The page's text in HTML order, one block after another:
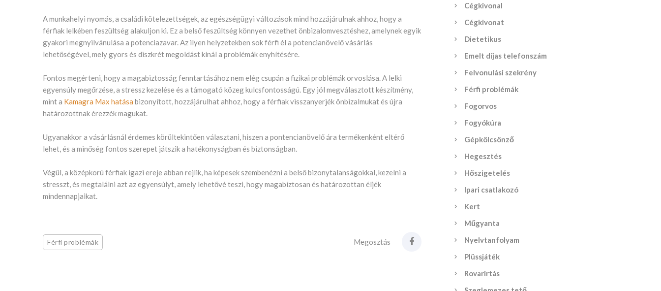
A munkahelyi nyomás, a családi kötelezettségek, az egészségügyi változások mind hozzájárulnak ahhoz, hogy a
férfiak lelkében feszültség alakuljon ki. Ez a belső feszültség könnyen vezethet önbizalomvesztéshez, amelynek egyik
gyakori megnyilvánulása a potenciazavar. Az ilyen helyzetekben sok férfi él a potencianövelő vásárlás
lehetőségével, mely gyors és diszkrét megoldást kínál a problémák enyhítésére.
Fontos megérteni, hogy a magabiztosság fenntartásához nem elég csupán a fizikai problémák orvoslása. A lelki
egyensúly megőrzése, a stressz kezelése és a támogató közeg kulcsfontosságú. Egy jól megválasztott készítmény,
mint a Kamagra Max hatása bizonyított, hozzájárulhat ahhoz, hogy a férfiak visszanyerjék önbizalmukat és újra
határozottnak érezzék magukat.
Ugyanakkor a vásárlásnál érdemes körültekintően választani, hiszen a pontencianövelő ára termékenként eltérő
lehet, és a minőség fontos szerepet játszik a hatékonyságban és biztonságban.
Végül, a középkorú férfiak igazi ereje abban rejlik, ha képesek szembenézni a belső bizonytalanságokkal, kezelni a
stresszt, és megtalálni azt az egyensúlyt, amely lehetővé teszi, hogy magabiztosan és határozottan éljék
mindennapjaikat.
Férfi problémák Megosztás
Cégkivonal
Cégkivonat
Dietetikus
Emelt díjas telefonszám
Felvonulási szekrény
Férfi problémák
Fogorvos
Fogyókúra
Gépkölcsönző
Hegesztés
Hőszigetelés
Ipari csatlakozó
Kert
Műgyanta
Nyelvtanfolyam
Plüssjáték
Rovarirtás